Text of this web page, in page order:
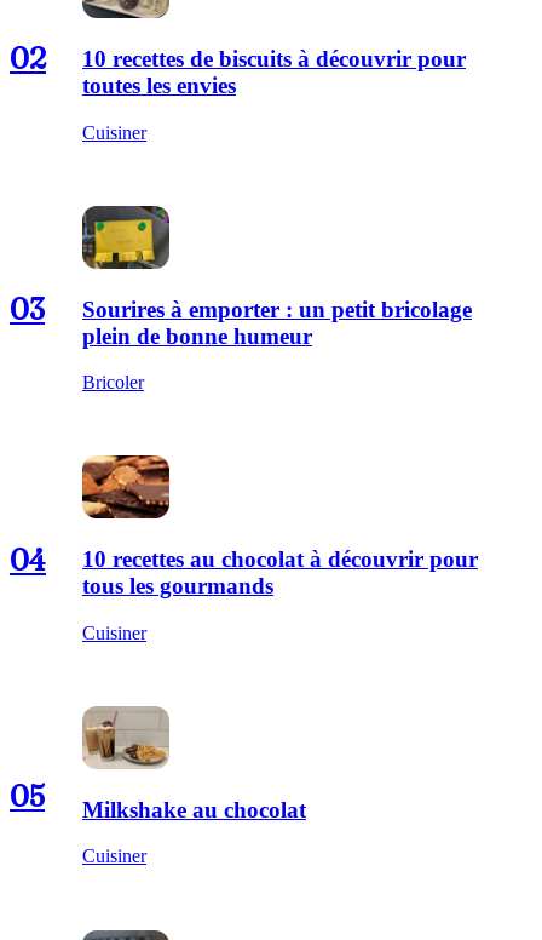
02
10 recettes de biscuits à découvrir pour
toutes les envies
Cuisiner
03
Sourires à emporter : un petit bricolage
plein de bonne humeur
Bricoler
04
10 recettes au chocolat à découvrir pour
tous les gourmands
Cuisiner
05 Milkshake au chocolat
Cuisiner